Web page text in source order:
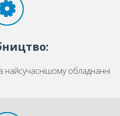
найсучаснішому обладнанні